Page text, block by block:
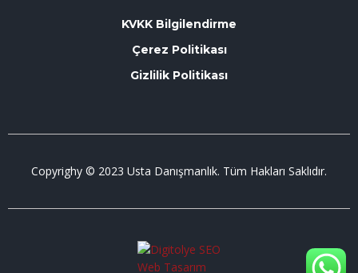
KVKK Bilgilendirme
Çerez Politikası
Gizlilik Politikası
Copyrighy © 2023 Usta Danışmanlık. Tüm Hakları Saklıdır.